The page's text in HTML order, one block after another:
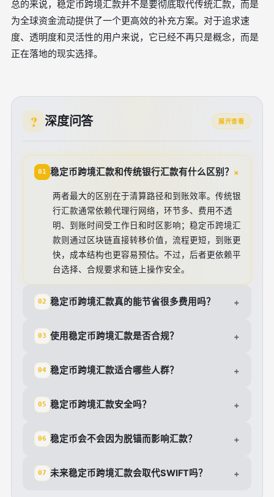
总的来说，稳定币跨境汇款并不是要彻底取代传统汇款，而是
为全球资金流动提供了一个更高效的补充方案。对于追求速
度、透明度和灵活性的用户来说，它已经不再只是概念，而是
正在落地的现实选择。
深度问答 展开查看
01 稳定币跨境汇款和传统银行汇款有什么区别？ +
两者最大的区别在于清算路径和到账效率。传统银
行汇款通常依赖代理行网络，环节多、费用不透
明、到账时间受工作日和时区影响；稳定币跨境汇
款则通过区块链直接转移价值，流程更短，到账更
快，成本结构也更容易预估。不过，后者更依赖平
台选择、合规要求和链上操作安全。
02 稳定币跨境汇款真的能节省很多费用吗？ +
03 使用稳定币跨境汇款是否合规？ +
04 稳定币跨境汇款适合哪些人群？ +
05 稳定币跨境汇款安全吗？ +
06 稳定币会不会因为脱锚而影响汇款？ +
07 未来稳定币跨境汇款会取代SWIFT吗？ +